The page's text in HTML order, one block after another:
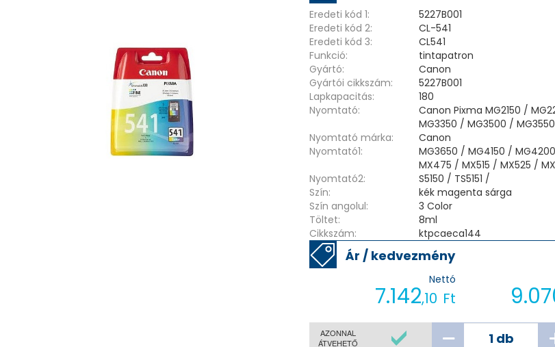
Eredeti kód 1:
5227B001
Eredeti kód 2:
CL-541
Eredeti kód 3:
CL541
Funkció:
tintapatron
Gyártó:
Canon
Gyártói cikkszám:
5227B001
Lapkapacitás:
180
Nyomtató:
Canon Pixma MG2150 /
MG3350 / MG3500 /
Nyomtató márka:
Canon
Nyomtató1:
MG3650 / MG4150 /
MX475 / MX515 / MX525 /
Nyomtató2:
S5150 / TS5151 /
Szín:
kék magenta sárga
Szín angolul:
3 Color
Töltet:
8ml
Cikkszám:
ktpcaeca144
Ár / kedvezmény
Nettó
7.142,10 Ft
AZONNAL
ÁTVEHETŐ